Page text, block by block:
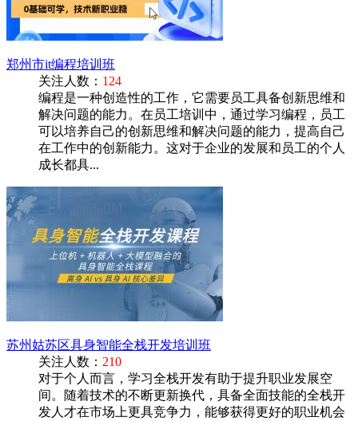
郑州市it编程培训班
关注人数： 124
编程是一种创造性的工作，它需要员工具备创新思维和
解决问题的能力。在员工培训中，通过学习编程，员工
可以培养自己的创新思维和解决问题的能力，提高自己
在工作中的创新能力。这对于企业的发展和员工的个人
成长都具...
苏州姑苏区具身智能全栈开发培训班
关注人数： 210
对于个人而言，学习全栈开发有助于提升职业发展空
间。随着技术的不断更新换代，具备全面技能的全栈开
发人才在市场上更具竞争力，能够获得更好的职业机会